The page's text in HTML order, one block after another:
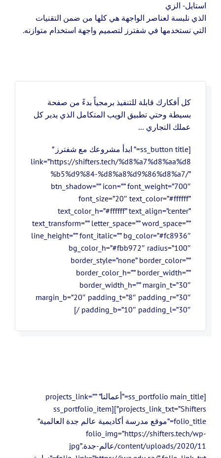
استايل- الزي
الذي نلبسة لعناصر الواجهة هي كلها من ضمن التقنيات
التي نستخدمها في شفترز لتصميم واجهة استخدام متوازنه.
كل أفكارك قابلة للتنفيذ برمجياً بدءً من صفحة
بسيطة وحتي تطبيق الويب المتكامل الذي يدير كل
عملك التجاري …
[ss_button title=” ابدأ مشروعك مع شفترز ”
link=”https://shifters.tech/%d8%a7%d8%aa%d8
%b5%d9%84-%d8%a8%d9%86%d8%a7/”
btn_shadow=”” icon=”” font_weight=”700″
font_size=”20″ text_color=”#ffffff”
text_color_h=”#ffffff” text_align=”center”
text_transform=”” letter_space=”” word_space=””
line_height=”” font_italic=”” bg_color=”#fc8936″
bg_color_h=”#fbb972″ radius=”100″
border_style=”none” border_color=””
border_color_h=”” border_width=””
border_width_h=”” margin_t=”30″
margin_b=”20″ padding_t=”8″ padding_r=”30″
padding_b=”10″ padding_l=”30″ /]
[ss_portfolio main_title=”أعمالنا” projects_link=””
projects_link_txt=”Shifters”][ss_portfolio_item
folio_title=”موقع مدرسة أكاديمية عالم جدة العالمية”
folio_img=”https://shifters.tech/wp-
content/uploads/2020/11/عالم-جدة.jpg”